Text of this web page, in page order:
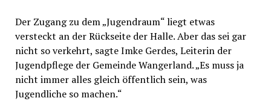
Der Zugang zu dem „Jugendraum“ liegt etwas
versteckt an der Rückseite der Halle. Aber das sei gar
nicht so verkehrt, sagte Imke Gerdes, Leiterin der
Jugendpflege der Gemeinde Wangerland. „Es muss ja
nicht immer alles gleich öffentlich sein, was
Jugendliche so machen.“